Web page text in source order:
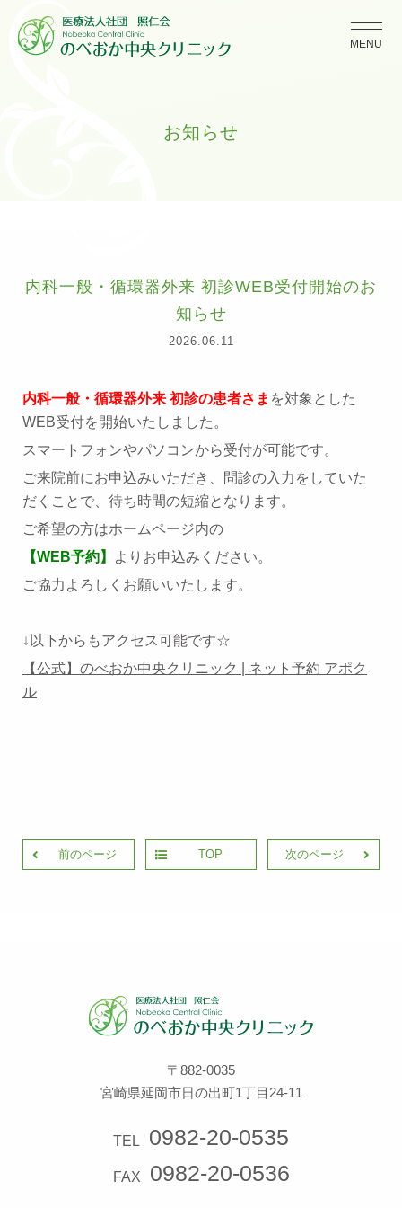
MENU
お知らせ
内科一般・循環器外来 初診WEB受付開始のお
知らせ
2026.06.11
内科一般・循環器外来 初診の患者さま を対象とした
WEB受付を開始いたしました。
スマートフォンやパソコンから受付が可能です。
ご来院前にお申込みいただき、問診の入力をしていた
だくことで、待ち時間の短縮となります。
ご希望の方はホームページ内の
【WEB予約】
よりお申込みください。
ご協力よろしくお願いいたします。
↓以下からもアクセス可能です☆
【公式】のべおか中央クリニック | ネット予約 アポク
ル
前のページ TOP 次のページ
〒882-0035
宮崎県延岡市日の出町1丁目24-11
TEL 0982-20-0535
FAX 0982-20-0536